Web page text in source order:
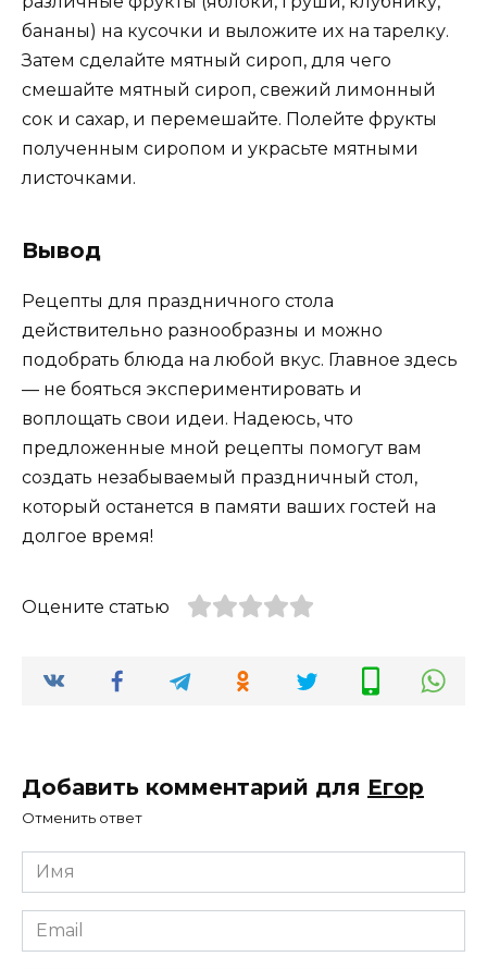
бананы) на кусочки и выложите их на тарелку.
Затем сделайте мятный сироп, для чего
смешайте мятный сироп, свежий лимонный
сок и сахар, и перемешайте. Полейте фрукты
полученным сиропом и украсьте мятными
листочками.
Вывод
Рецепты для праздничного стола
действительно разнообразны и можно
подобрать блюда на любой вкус. Главное здесь
— не бояться экспериментировать и
воплощать свои идеи. Надеюсь, что
предложенные мной рецепты помогут вам
создать незабываемый праздничный стол,
который останется в памяти ваших гостей на
долгое время!
Оцените статью
Добавить комментарий для Егор
Отменить ответ
Имя
*
Email
*